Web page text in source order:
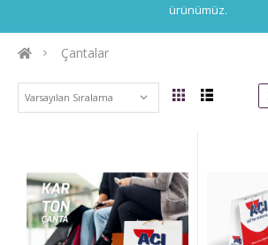
ürünümüz.
Çantalar